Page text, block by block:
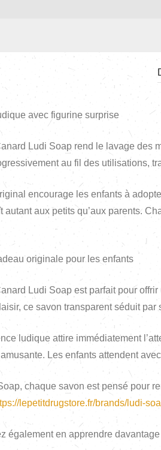
avec figurine surprise
Ludi Soap rend le lavage des
au fil des utilisations,
encourage les enfants à
autant aux petits qu’aux parents.
originale pour les enfants
Ludi Soap est parfait pour
ce savon transparent séduit
ludique attire immédiatement
Les enfants attendent
chaque savon est pensé pour
lepetitdrugstore.fr/brands/ludi-
également en apprendre